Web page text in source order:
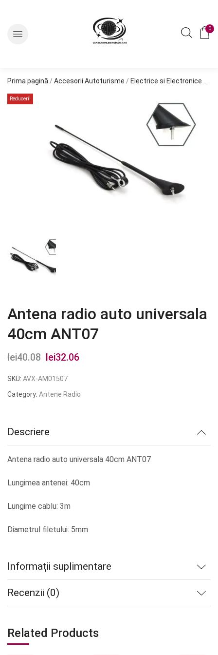
0
Prima pagină / Accesorii Autoturisme / Electrice si Electronice Auto
Reduceri!
Antena radio auto universala
40cm ANT07
lei40.08
Prețul
inițial
a
lei32.06
este:
SKU: AVX-AM01507
Category: Antene Radio
Descriere
Antena radio auto universala 40cm ANT07
Lungimea antenei: 40cm
Lungime cablu: 3m
Diametrul filetului: 5mm
Informații suplimentare
Recenzii (0)
Related Products